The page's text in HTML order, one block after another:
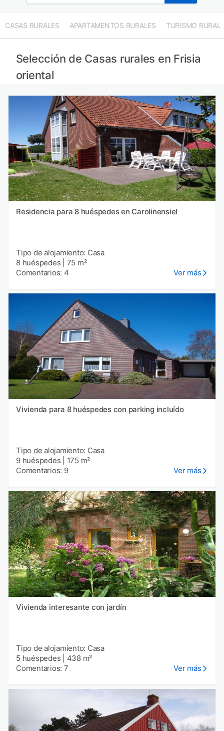
CASAS RURALES APARTAMENTOS RURALES TURISMO RURAL
Selección de Casas rurales en Frisia
oriental
Residencia para 8 huéspedes en Carolinensiel
Tipo de alojamiento: Casa
8 huéspedes
75 m²
Comentarios: 4
Ver más
Vivienda para 8 huéspedes con parking incluído
Tipo de alojamiento: Casa
9 huéspedes
175 m²
Comentarios: 9
Ver más
Vivienda interesante con jardín
Tipo de alojamiento: Casa
5 huéspedes
438 m²
Comentarios: 7
Ver más